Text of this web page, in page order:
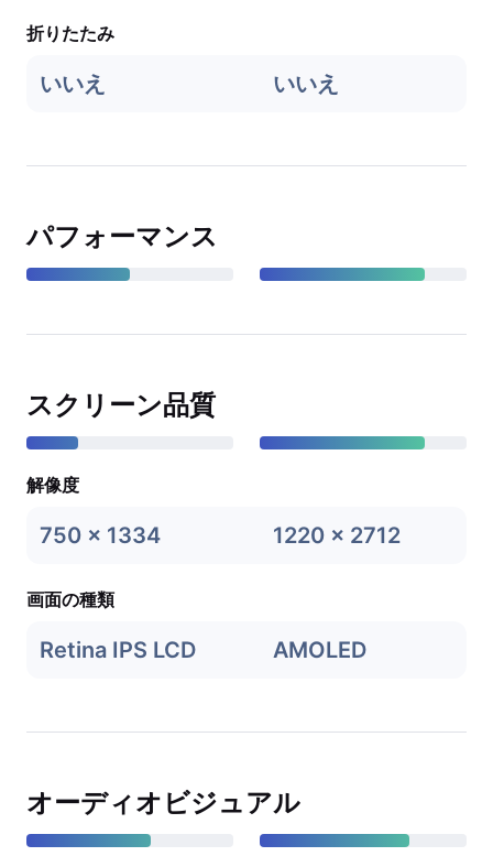
折りたたみ
いいえ いいえ
パフォーマンス
スクリーン品質
解像度
750 x 1334 1220 x 2712
画面の種類
Retina IPS LCD AMOLED
オーディオビジュアル